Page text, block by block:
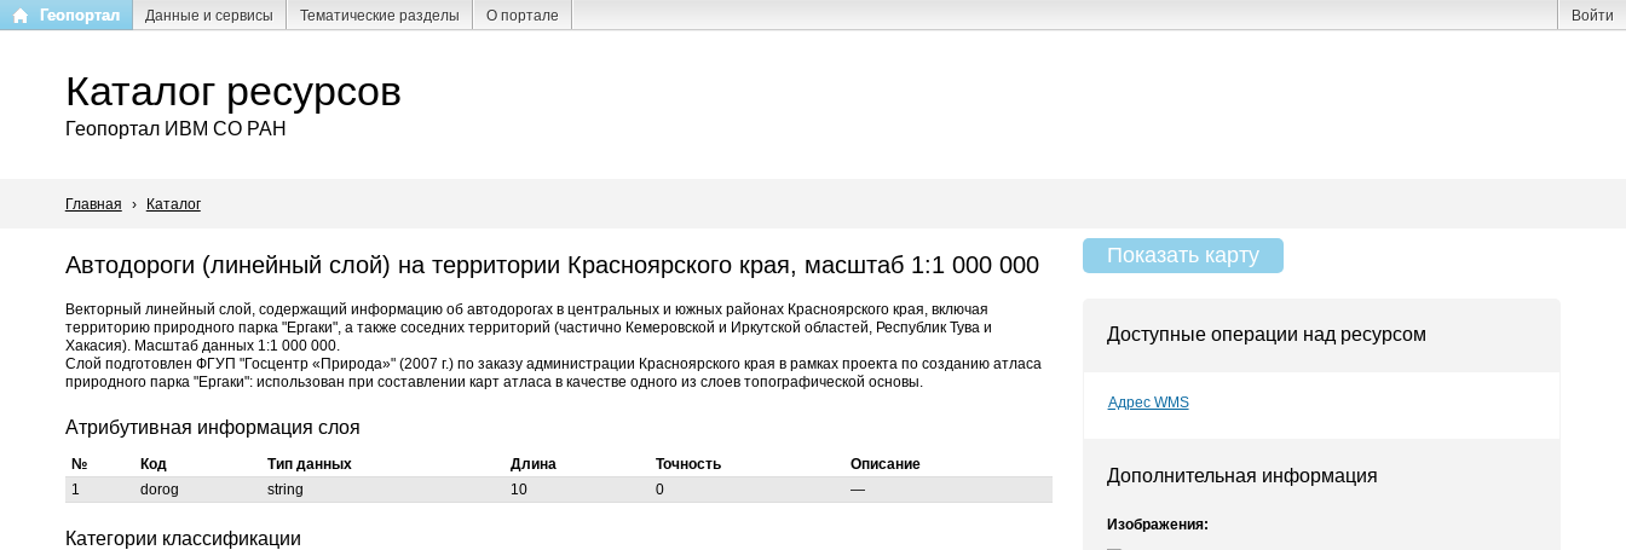
Перейти
содержанию
Геопортал Данные и сервисы Тематические разделы О портале Войти
Каталог ресурсов
Геопортал ИВМ СО РАН
Главная › Каталог
Автодороги (линейный слой) на территории Красноярского края, масштаб 1:1 000 000
Векторный линейный слой, содержащий информацию об автодорогах в центральных и южных районах Красноярского края, включая
территорию природного парка "Ергаки", а также соседних территорий (частично Кемеровской и Иркутской областей, Республик Тува и
Хакасия). Масштаб данных 1:1 000 000.
Слой подготовлен ФГУП "Госцентр «Природа»" (2007 г.) по заказу администрации Красноярского края в рамках проекта по созданию атласа
природного парка "Ергаки": использован при составлении карт атласа в качестве одного из слоев топографической основы.
Атрибутивная информация слоя
№ Код Тип данных Длина Точность
Описание
1
dorog string 10 0 —
Категории классификации
Показать карту
Доступные операции над ресурсом
Адрес WMS
Дополнительная информация
Изображения: